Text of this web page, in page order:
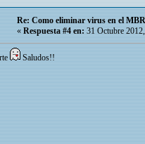
Re: Como eliminar virus en el MBR
«Respuesta #4 en:31 Octubre
Saludos!!